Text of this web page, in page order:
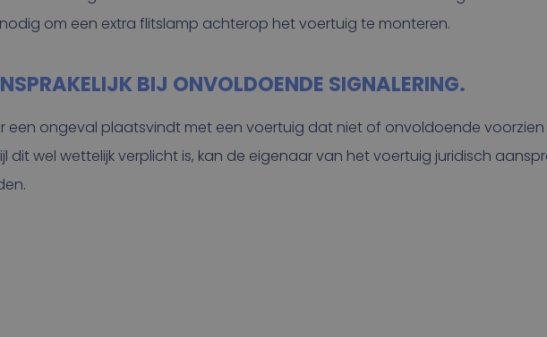
om een extra flitslamp achterop het voertuig te monteren.
BIJ ONVOLDOENDE SIGNALERING.
een ongeval plaatsvindt met een voertuig dat niet of onvoldoende voorzien
dit wel wettelijk verplicht is, kan de eigenaar van het voertuig juridisch